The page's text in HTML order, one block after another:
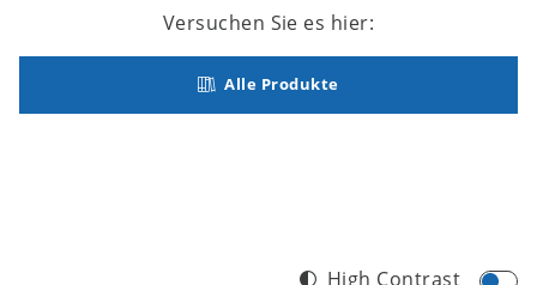
Versuchen Sie es hier:
Alle Produkte
High Contrast